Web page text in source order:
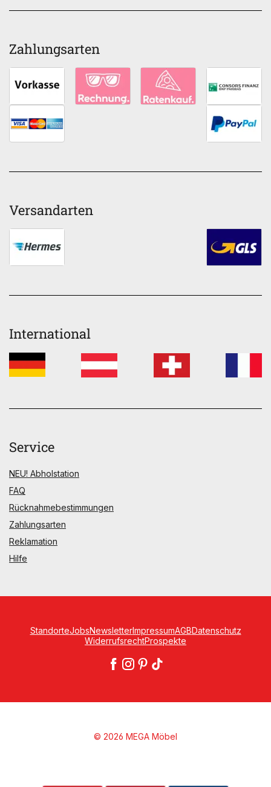
Zahlungsarten
Versandarten
International
Service
NEU! Abholstation
FAQ
Rücknahmebestimmungen
Zahlungsarten
Reklamation
Hilfe
StandorteJobsNewsletterImpressumAGBDatenschutz
WiderrufsrechtProspekte
© 2026 MEGA Möbel